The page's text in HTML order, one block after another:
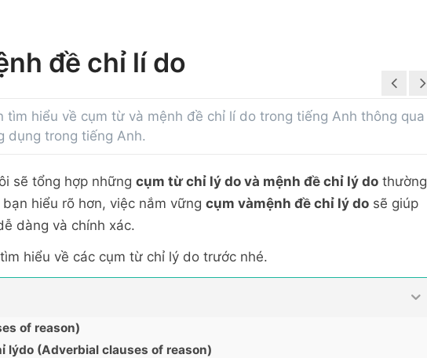
đề chỉ lí do
tìm hiểu về cụm từ và mệnh đề chỉ lí do trong tiếng Anh thông qua
dụng trong tiếng Anh.
sẽ tổng hợp những cụm từ chỉ lý do và mệnh đề chỉ lý do thường
hiểu rõ hơn, việc nắm vững cụm vàmệnh đề chỉ lý do sẽ giúp
dàng và chính xác.
hiểu về các cụm từ chỉ lý do trước nhé.
of reason)
lýdo (Adverbial clauses of reason)